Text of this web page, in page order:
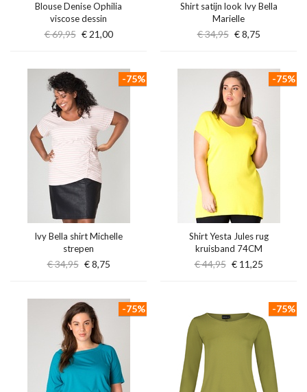
Blouse Denise Ophilia
viscose dessin
€ 69,95 € 21,00
Shirt satijn look Ivy Bella
Marielle
€ 34,95 € 8,75
Ivy Bella shirt Michelle
strepen
€ 34,95 € 8,75
-75%
Shirt Yesta Jules rug
kruisband 74CM
€ 44,95 € 11,25
-75%
-75% -75%